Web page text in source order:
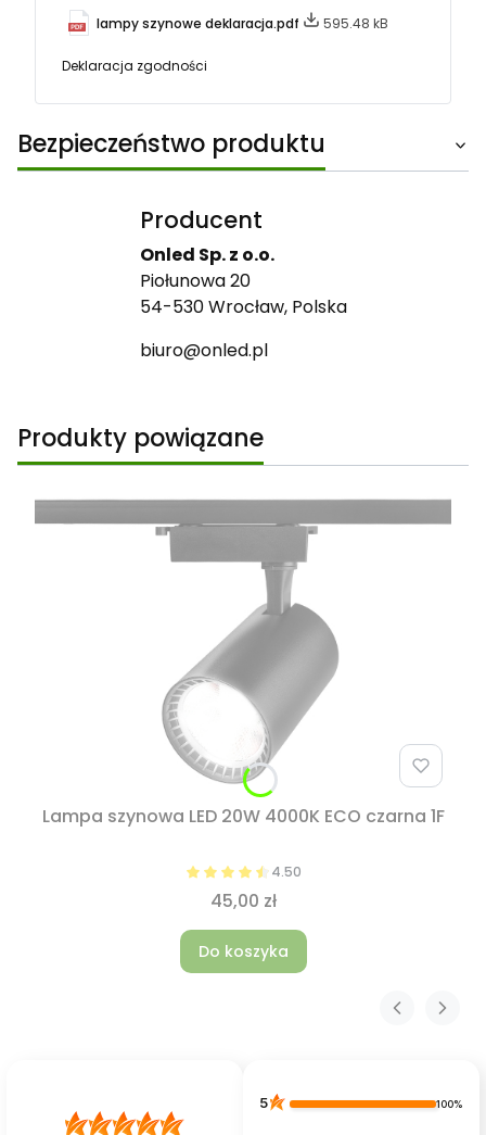
lampy szynowe deklaracja.pdf 595.48 kB
Deklaracja zgodności
Bezpieczeństwo produktu
Producent
Onled Sp. z o.o.
Piołunowa 20
54-530 Wrocław, Polska
biuro@onled.pl
Produkty powiązane
Lampa szynowa LED 20W 4000K ECO czarna 1F
4.50
45,00 zł
Do koszyka
5 100%